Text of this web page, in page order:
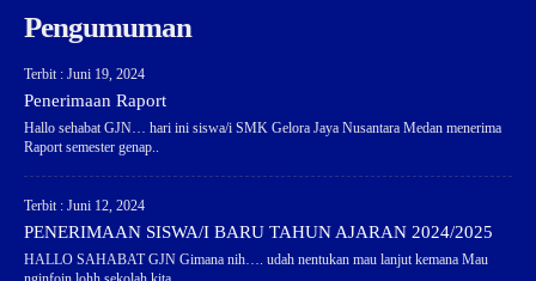
Pengumuman
Terbit : Juni 19, 2024
Penerimaan Raport
Hallo sehabat GJN… hari ini siswa/i SMK Gelora Jaya Nusantara Medan menerima
Raport semester genap..
Terbit : Juni 12, 2024
PENERIMAAN SISWA/I BARU TAHUN AJARAN 2024/2025
HALLO SAHABAT GJN Gimana nih…. udah nentukan mau lanjut kemana Mau